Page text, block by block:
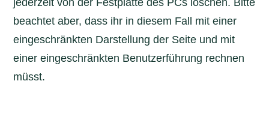
jederzeit von der Festplatte des PCs löschen. Bitte
beachtet aber, dass ihr in diesem Fall mit einer
eingeschränkten Darstellung der Seite und mit
einer eingeschränkten Benutzerführung rechnen
müsst.